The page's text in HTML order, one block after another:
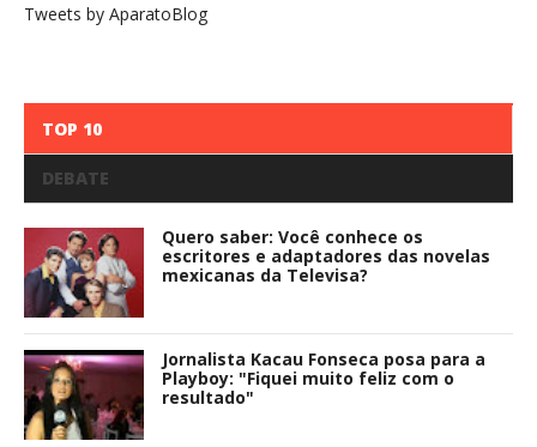
Tweets by AparatoBlog
TOP 10
DEBATE
Quero saber: Você conhece os
escritores e adaptadores das novelas
mexicanas da Televisa?
Jornalista Kacau Fonseca posa para a
Playboy: "Fiquei muito feliz com o
resultado"